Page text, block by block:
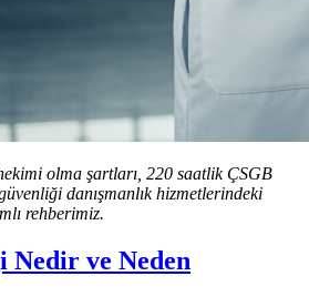
olma şartları, 220 saatlik ÇSGB
danışmanlık hizmetlerindeki
rehberimiz.
ve Neden